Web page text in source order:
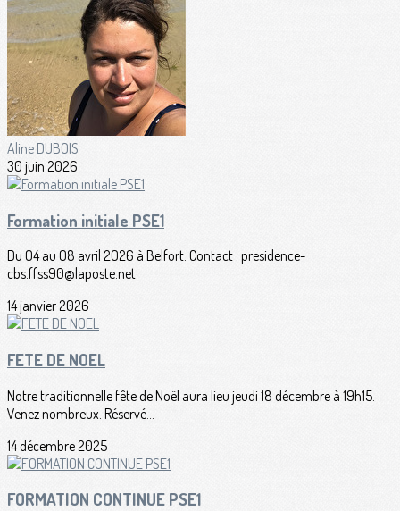
Aline DUBOIS
30 juin 2026
Formation initiale PSE1
Du 04 au 08 avril 2026 à Belfort. Contact : presidence-
cbs.ffss90@laposte.net
14 janvier 2026
FETE DE NOEL
Notre traditionnelle fête de Noël aura lieu jeudi 18 décembre à 19h15.
Venez nombreux. Réservé...
14 décembre 2025
FORMATION CONTINUE PSE1